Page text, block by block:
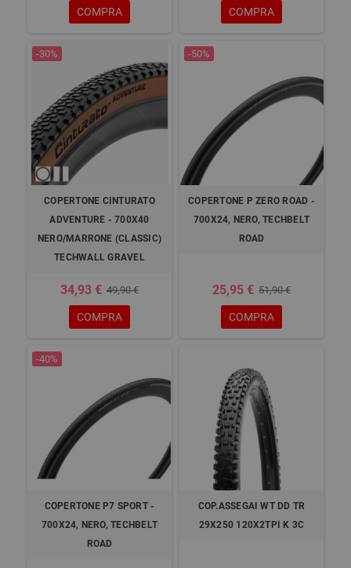
COMPRA COMPRA
-30%
COPERTONE CINTURATO
ADVENTURE - 700X40
NERO/MARRONE (CLASSIC)
TECHWALL GRAVEL
34,93 € 49,90 €
COMPRA
-50%
COPERTONE P ZERO ROAD -
700X24, NERO, TECHBELT
ROAD
25,95 € 51,90 €
COMPRA
-40%
COPERTONE P7 SPORT -
700X24, NERO, TECHBELT
ROAD
COP.ASSEGAI WT DD TR
29X250 120X2TPI K 3C